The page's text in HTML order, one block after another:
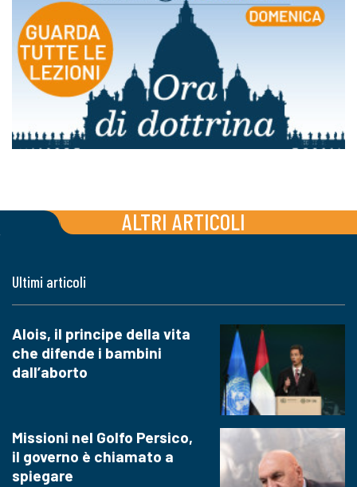
ALTRI ARTICOLI
Ultimi articoli
Alois, il principe della vita
che difende i bambini
dall’aborto
Missioni nel Golfo Persico,
il governo è chiamato a
spiegare